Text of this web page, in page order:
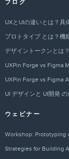
ブログ
UXとUIの違いとは？具
プロトタイプ とは？機
デザイントークンとは？
UXPin Forge vs Figma
UI デザインと UI開発
ウェビナー
Workshop: Prototyping
Strategies for Building